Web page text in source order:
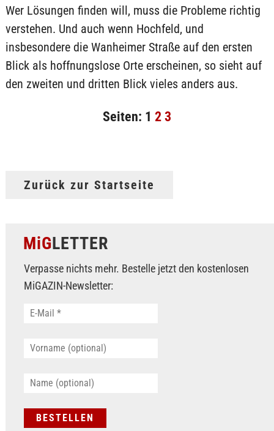
Wer Lösungen finden will, muss die Probleme richtig
verstehen. Und auch wenn Hochfeld, und
insbesondere die Wanheimer Straße auf den ersten
Blick als hoffnungslose Orte erscheinen, so sieht auf
den zweiten und dritten Blick vieles anders aus.
Seiten: 1 2 3
Zurück zur Startseite
MiGLETTER
Verpasse nichts mehr. Bestelle jetzt den kostenlosen
MiGAZIN-Newsletter: